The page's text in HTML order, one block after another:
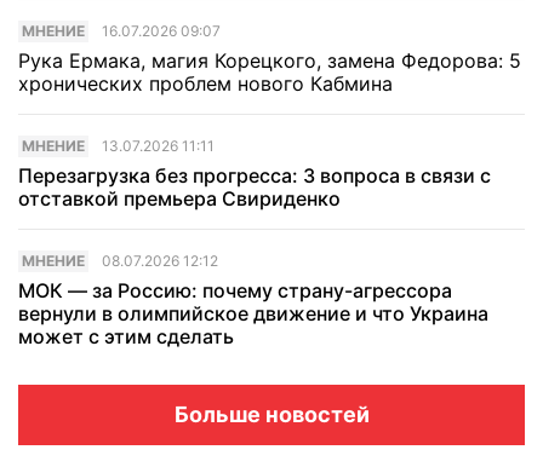
МНЕНИЕ 16.07.2026 09:07
Рука Ермака, магия Корецкого, замена Федорова: 5
хронических проблем нового Кабмина
МНЕНИЕ 13.07.2026 11:11
Перезагрузка без прогресса: 3 вопроса в связи с
отставкой премьера Свириденко
МНЕНИЕ 08.07.2026 12:12
МОК — за Россию: почему страну-агрессора
вернули в олимпийское движение и что Украина
может с этим сделать
Больше новостей